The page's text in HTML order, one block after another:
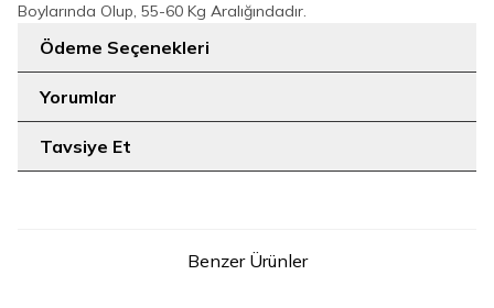
Boylarında Olup, 55-60 Kg Aralığındadır.
Ödeme Seçenekleri
Yorumlar
Tavsiye Et
Benzer Ürünler
8